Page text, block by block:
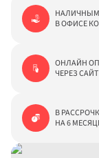
В ОФИСЕ
ОНЛАЙН
ЧЕРЕЗ САЙТ
В
НА 6